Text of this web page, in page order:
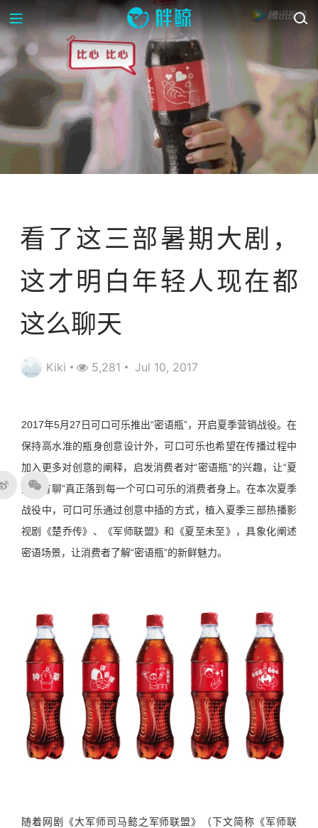
看了这三部暑期大剧，
这才明白年轻人现在都
这么聊天
Kiki 5,281 Jul 10, 2017
2017年5月27日可口可乐推出“密语瓶”，开启夏季营销战役。在
保持高水准的瓶身创意设计外，可口可乐也希望在传播过程中
加入更多对创意的阐释，启发消费者对“密语瓶”的兴趣，让“夏
天更有聊”真正落到每一个可口可乐的消费者身上。在本次夏季
战役中，可口可乐通过创意中插的方式，植入夏季三部热播影
视剧《楚乔传》、《军师联盟》和《夏至未至》，具象化阐述
密语场景，让消费者了解“密语瓶”的新鲜魅力。
随着网剧《大军师司马懿之军师联盟》（下文简称《军师联